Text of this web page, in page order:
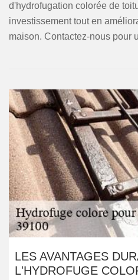
d'hydrofugation colorée de
investissement tout en
maison. Contactez-nous pour
LES AVANTAGES
L'HYDROFUGE